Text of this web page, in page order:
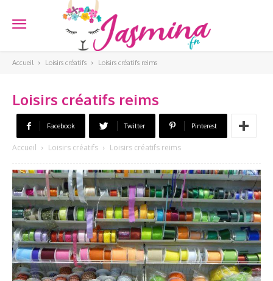
Accueil Loisirs créatifs Loisirs créatifs reims
Loisirs créatifs reims
Facebook Twitter Pinterest
Accueil Loisirs créatifs Loisirs créatifs reims